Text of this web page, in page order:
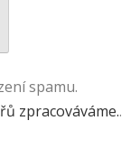
spamu.
zpracováváme..